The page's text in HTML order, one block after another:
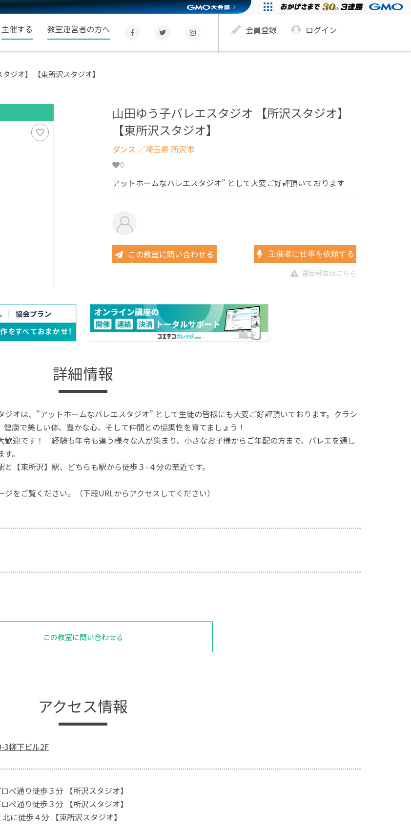
主催する 教室運営者の方へ 会員登録 ログイン
ジオ】 【東所沢スタジオ】
山田ゆう子バレエスタジオ 【所沢スタジオ】
【東所沢スタジオ】
ダンス ／埼玉県 所沢市
0
アットホームなバレエスタジオ” として大変ご好評頂いております
この教室に問い合わせる 主催者に仕事を依頼する
違反報告はこちら
詳細情報
ジオは、”アットホームなバレエスタジオ” として生徒の皆様にも大変ご好評頂いております。クラシ
健康で美しい体、豊かな心、そして仲間との協調性を育てましょう！
歓迎です！ 経験も年令も違う様々な人が集まり、小さなお子様からご年配の方まで、バレエを通し
。
と【東所沢】駅、どちらも駅から徒歩３-４分の至近です。
をご覧ください。（下段URLからアクセスしてください）
この教室に問い合わせる
アクセス情報
3柳下ビル2F
ぺ通り徒歩３分 【所沢スタジオ】
ぺ通り徒歩３分 【所沢スタジオ】
に徒歩４分 【東所沢スタジオ】